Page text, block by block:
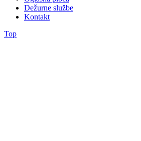
Dežurne službe
Kontakt
Top